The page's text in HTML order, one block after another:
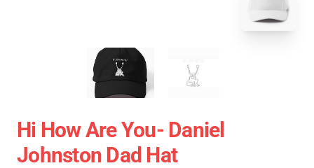
Hi How Are You- Daniel
Johnston Dad Hat